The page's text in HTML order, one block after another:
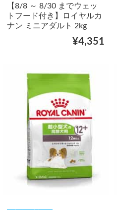
【8/8 ～ 8/30 までウェッ
トフード付き】ロイヤルカ
ナン ミニアダルト 2kg
¥4,351